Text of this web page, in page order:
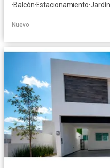
·Balcón·Estacionamiento·Jardín
Nuevo